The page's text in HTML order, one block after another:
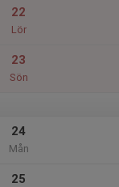
22
Lör
23
Sön
24
Mån
25